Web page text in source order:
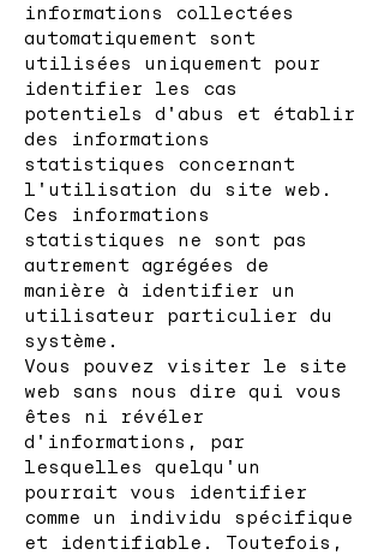
informations collectées
automatiquement sont
utilisées uniquement pour
identifier les cas
potentiels d'abus et établir
des informations
statistiques concernant
l'utilisation du site web.
Ces informations
statistiques ne sont pas
autrement agrégées de
manière à identifier un
utilisateur particulier du
système.
Vous pouvez visiter le site
web sans nous dire qui vous
êtes ni révéler
d'informations, par
lesquelles quelqu'un
pourrait vous identifier
comme un individu spécifique
et identifiable. Toutefois,